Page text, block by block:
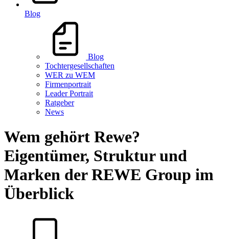
Blog
Blog
Tochtergesellschaften
WER zu WEM
Firmenportrait
Leader Portrait
Ratgeber
News
Wem gehört Rewe?
Eigentümer, Struktur und
Marken der REWE Group im
Überblick